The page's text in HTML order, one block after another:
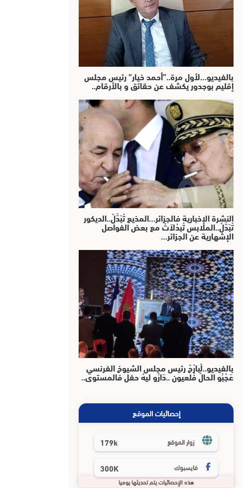
بالفيديو…لأول مرة..”أحمد خيار” رئيس مجلس
إقليم بوجدور يكشف عن حقائق و بالأرقام..
النشرة الإخبارية فالجزائر…المذيع تْبَدَّلْ..الديكور
تْبَدَّلْ..الملابس تْبدْلاَتْ مع بعض الفواصل
الإشهارية عن الجزائر…
بالفيديو..لْبارْحْ رئيس مجلس الشيوخ الفرنسي
عَجْبُو الحالْ فْلعيون ..دَارُو ليهْ حفل فالمستوى..
إحصائيات الموقع
زوار الموقع 179k
فايسبوك 300K
هذه الإحصائيات يتم تحديثها يوميا